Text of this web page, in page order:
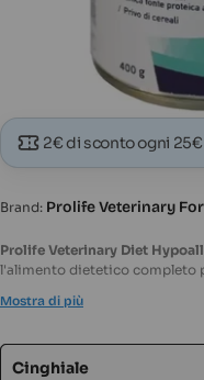
2€ di sconto ogni
Brand: Prolife Veterinary
Prolife Veterinary Diet
l'alimento dietetico completo
fonte proteica, offre una
Caratteristiche:
Mostra di più
CinghialeVariante